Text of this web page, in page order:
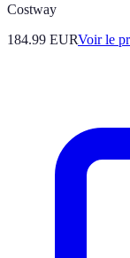
Costway
184.99 EURVoir le